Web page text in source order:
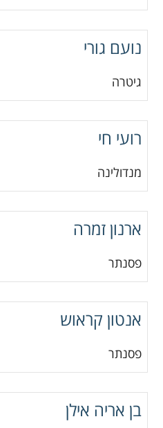
נועם גורי
גיטרה
רועי חי
מנדולינה
ארנון זמרה
פסנתר
אנטון קראוש
פסנתר
בן אריה אילן